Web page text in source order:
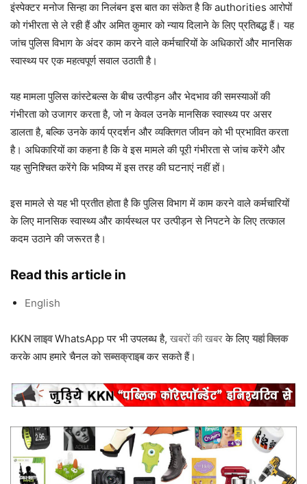
इंस्पेक्टर मनोज सिन्हा का निलंबन इस बात का संकेत है कि authorities आरोपों
को गंभीरता से ले रही हैं और अमित कुमार को न्याय दिलाने के लिए प्रतिबद्ध हैं। यह
जांच पुलिस विभाग के अंदर काम करने वाले कर्मचारियों के अधिकारों और मानसिक
स्वास्थ्य पर एक महत्वपूर्ण सवाल उठाती है।
यह मामला पुलिस कांस्टेबल्स के बीच उत्पीड़न और भेदभाव की समस्याओं की
गंभीरता को उजागर करता है, जो न केवल उनके मानसिक स्वास्थ्य पर असर
डालता है, बल्कि उनके कार्य प्रदर्शन और व्यक्तिगत जीवन को भी प्रभावित करता
है। अधिकारियों का कहना है कि वे इस मामले की पूरी गंभीरता से जांच करेंगे और
यह सुनिश्चित करेंगे कि भविष्य में इस तरह की घटनाएं नहीं हों।
इस मामले से यह भी प्रतीत होता है कि पुलिस विभाग में काम करने वाले कर्मचारियों
के लिए मानसिक स्वास्थ्य और कार्यस्थल पर उत्पीड़न से निपटने के लिए तत्काल
कदम उठाने की जरूरत है।
Read this article in
English
KKN लाइवWhatsApp पर भी उपलब्ध है, खबरों की खबरके लिए यहां क्लिक
करके आप हमारे चैनल कोसब्सक्राइबकर सकते हैं।